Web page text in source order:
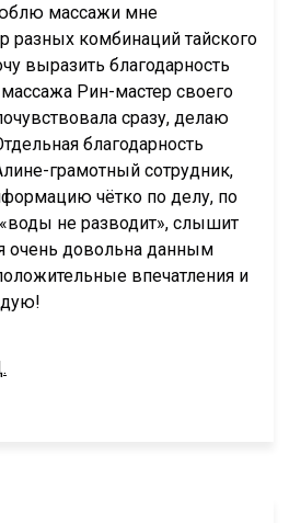
массажи мне
разных комбинаций тайского
выразить благодарность
массажа Рин-мастер своего
сразу, делаю
благодарность
грамотный сотрудник,
чётко по делу, по
не разводит», слышит
очень довольна данным
впечатления и